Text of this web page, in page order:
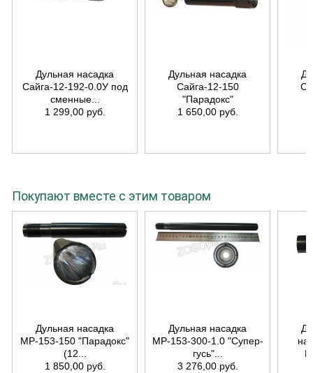
Дульная насадка
Сайга-12-192-0.0У под
сменные...
1 299,00 руб.
Дульная насадка
Сайга-12-150
"Парадокс"
1 650,00 руб.
Покупают вместе с этим товаром
Дульная насадка
МР-153-150 "Парадокс"
(12...
1 850,00 руб.
Дульная насадка
МР-153-300-1.0 "Супер-
гусь"...
3 276,00 руб.